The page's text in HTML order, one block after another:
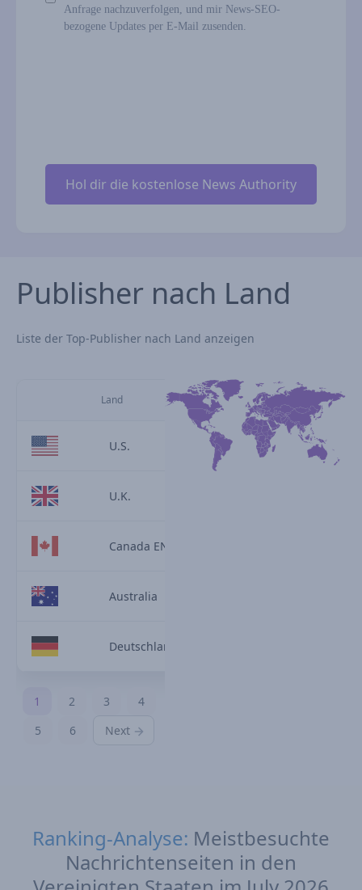
Anfrage nachzuverfolgen, und mir News‑SEO-
bezogene Updates per E‑Mail zusenden.
Publisher nach Land
Liste der Top-Publisher nach Land anzeigen
Land
U.S.
U.K.
Canada EN
Australia
Deutschland
1 2 3
4
5
6 Next
Ranking-Analyse: Meistbesuchte
Nachrichtenseiten in den